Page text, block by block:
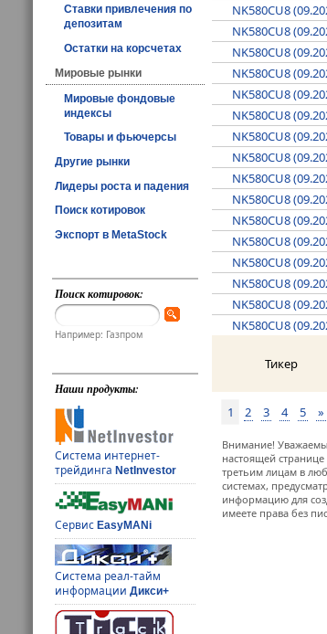
Ставки привлечения по
депозитам
Остатки на корсчетах
Мировые рынки
Мировые фондовые
индексы
Товары и фьючерсы
Другие рынки
Лидеры роста и падения
Поиск котировок
Экспорт в MetaStock
Поиск котировок:
Например: Газпром
Наши продукты:
Система интернет-
трейдингаNetInvestor
СервисEasyMANi
Система реал-тайм
информацииДикси+
NK580CU8
NK580CU8
NK580CU8
NK580CU8
NK580CU8
NK580CU8
NK580CU8
NK580CU8
NK580CU8
NK580CU8
NK580CU8
NK580CU8
NK580CU8
NK580CU8
NK580CU8
NK580CU8
Тикер
1 2 3 4 5 »
Внимание!
настоящей
третьим лицам в
системах,
информацию для
имеете права без